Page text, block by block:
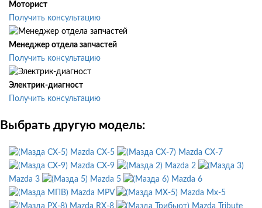
Моторист
Получить консультацию
Менеджер отдела запчастей
Получить консультацию
Электрик-диагност
Получить консультацию
Выбрать другую модель:
Mazda CX-5
Mazda CX-7
Mazda CX-9
Mazda 2
Mazda 3
Mazda 5
Mazda 6
Mazda MPV
Mazda Mx-5
Mazda RX-8
Mazda Tribute